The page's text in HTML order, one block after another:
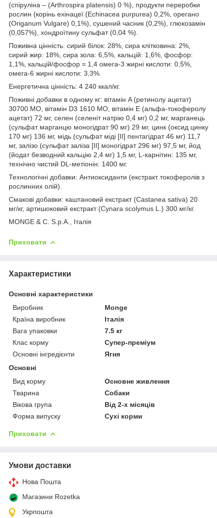
(спіруліна – (Arthrospira platensis) 0 %), продукти переробки
рослин (корінь ехінацеї (Echinacea purpurea) 0,2%, орегано
(Origanum Vulgare) 0,1%), сушений часник (0,2%), глюкозамін
(0,057%), хондроїтину сульфат (0,04 %).
Поживна цінність: сирий білок: 28%, сира клітковина: 2%,
сирий жир: 18%, сира зола: 6,5%, кальцій: 1,6%, фосфор:
1,1%, кальцій/фосфор = 1,4 омега-3 жирні кислоти: 0,5%,
омега-6 жирні кислоти: 3,3%.
Енергетична цінність: 4 240 ккал/кг.
Поживні добавки в одному кг: вітамін A (ретинолу ацетат)
30700 МО, вітамін D3 1610 МО, вітамін Е (альфа-токоферолу
ацетат) 72 мг, селен (селеніт натрію 0,4 мг) 0,2 мг, марганець
(сульфат марганцю моногідрат 90 мг) 29 мг, цинк (оксид цинку
170 мг) 136 мг, мідь (сульфат міді [II] пентагідрат 46 мг) 11,7
мг, залізо (сульфат заліза [II] моногідрат 296 мг) 97,5 мг, йод
(йодат безводний кальцію 2,4 мг) 1,5 мг, L-карнітин: 135 мг,
технічно чистий DL-метіонін: 1400 мг.
Технологічні добавки: Антиоксиданти (екстракт токоферолів з
рослинних олій).
Смакові добавки: каштановий екстракт (Castanea sativa) 20
мг/кг, артишоковий екстракт (Cynara scolymus L.) 300 мг/кг.
MONGE & C. S.p.A., Італія
Приховати
Характеристики
Основні характеристики
Виробник
Monge
Країна виробник
Італія
Вага упаковки
7.5 кг
Клас корму
Супер-преміум
Основні інгредієнти
Ягня
Основні
Вид корму
Основне живлення
Тварина
Собаки
Вікова група
Від 2-х місяців
Форма випуску
Сухі корми
Приховати
Умови доставки
Нова Пошта
Магазини Rozetka
Укрпошта